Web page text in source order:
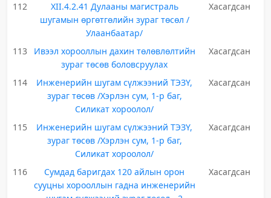
112
XII.4.2.41 Дулааны магистраль
шугамын өргөтгөлийн зураг төсөл /
Улаанбаатар/
Хасагдсан
113
Ивээл хорооллын дахин төлөвлөлтийн
зураг төсөв боловсруулах
Хасагдсан
114
Инженерийн шугам сүлжээний ТЭЗҮ,
зураг төсөв /Хэрлэн сум, 1-р баг,
Силикат хороолол/
Хасагдсан
115
Инженерийн шугам сүлжээний ТЭЗҮ,
зураг төсөв /Хэрлэн сум, 1-р баг,
Силикат хороолол/
Хасагдсан
116
Сумдад баригдах 120 айлын орон
сууцны хорооллын гадна инженерийн
Хасагдсан